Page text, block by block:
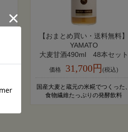
【おまとめ買い・送料無料】
YAMATO
大麦甘酒490ml 48本セット
価格 31,700円 (税込)
国産大麦と蔵元の米糀でつくった、
食物繊維たっぷりの発酵飲料